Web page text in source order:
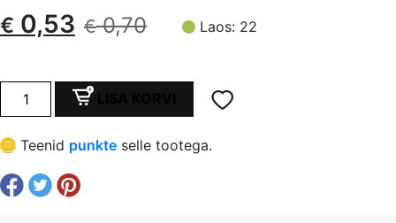
€0,70
Algne
oli:
€ 0,70.
€ 0,53
Current
is:
€ 0,53.
Laos: 22
Nat.nahale
kleebitud
kork,
5x2
mm,
1tk=10
Teenid punkte selle tootega.